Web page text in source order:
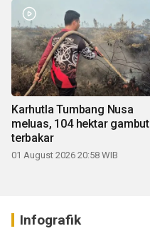
Karhutla Tumbang Nusa
meluas, 104 hektar gambut
terbakar
01 August 2026 20:58 WIB
Infografik